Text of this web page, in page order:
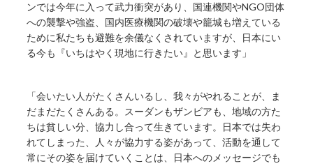
ンでは今年に入って武力衝突があり、国連機関やNGO団体
への襲撃や強盗、国内医療機関の破壊や籠城も増えている
ために私たちも避難を余儀なくされていますが、日本にい
る今も『いちはやく現地に行きたい』と思います」
「会いたい人がたくさんいるし、我々がやれることが、ま
だまだたくさんある。スーダンもザンビアも、地域の方た
ちは貧しい分、協力し合って生きています。日本では失わ
れてしまった、人々が協力する姿があって、活動を通して
常にその姿を届けていくことは、日本へのメッセージでも